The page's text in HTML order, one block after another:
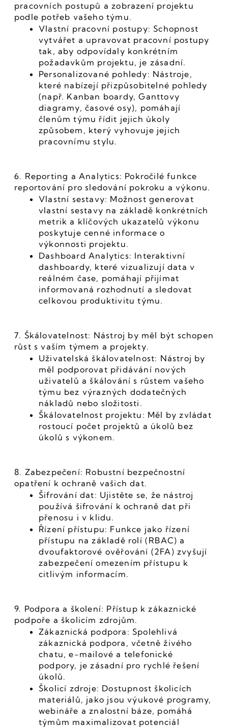
pracovních postupů a zobrazení projektu
podle potřeb vašeho týmu.
Vlastní pracovní postupy: Schopnost
vytvářet a upravovat pracovní postupy
tak, aby odpovídaly konkrétním
požadavkům projektu, je zásadní.
Personalizované pohledy: Nástroje,
které nabízejí přizpůsobitelné pohledy
(např. Kanban boardy, Ganttovy
diagramy, časové osy), pomáhají
členům týmu řídit jejich úkoly
způsobem, který vyhovuje jejich
pracovnímu stylu.
6. Reporting a Analytics: Pokročilé funkce
reportování pro sledování pokroku a výkonu.
Vlastní sestavy: Možnost generovat
vlastní sestavy na základě konkrétních
metrik a klíčových ukazatelů výkonu
poskytuje cenné informace o
výkonnosti projektu.
Dashboard Analytics: Interaktivní
dashboardy, které vizualizují data v
reálném čase, pomáhají přijímat
informovaná rozhodnutí a sledovat
celkovou produktivitu týmu.
7. Škálovatelnost: Nástroj by měl být schopen
růst s vaším týmem a projekty.
Uživatelská škálovatelnost: Nástroj by
měl podporovat přidávání nových
uživatelů a škálování s růstem vašeho
týmu bez výrazných dodatečných
nákladů nebo složitosti.
Škálovatelnost projektu: Měl by zvládat
rostoucí počet projektů a úkolů bez
úkolů s výkonem.
8. Zabezpečení: Robustní bezpečnostní
opatření k ochraně vašich dat.
Šifrování dat: Ujistěte se, že nástroj
používá šifrování k ochraně dat při
přenosu i v klidu.
Řízení přístupu: Funkce jako řízení
přístupu na základě rolí (RBAC) a
dvoufaktorové ověřování (2FA) zvyšují
zabezpečení omezením přístupu k
citlivým informacím.
9. Podpora a školení: Přístup k zákaznické
podpoře a školicím zdrojům.
Zákaznická podpora: Spolehlivá
zákaznická podpora, včetně živého
chatu, e-mailové a telefonické
podpory, je zásadní pro rychlé řešení
úkolů.
Školicí zdroje: Dostupnost školicích
materiálů, jako jsou výukové programy,
webináře a znalostní báze, pomáhá
týmům maximalizovat potenciál